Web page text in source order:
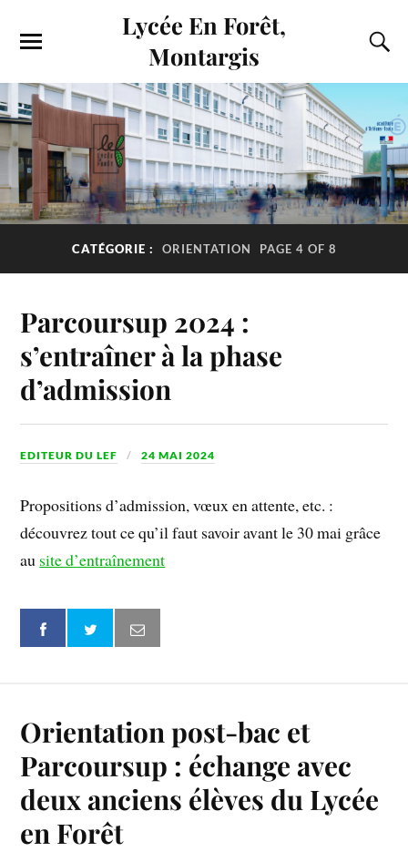
Lycée En Forêt,
Montargis
CATÉGORIE : ORIENTATION PAGE 4 OF 8
Parcoursup 2024 :
s’entraîner à la phase
d’admission
EDITEUR DU LEF 24 MAI 2024
Propositions d’admission, vœux en attente, etc. :
découvrez tout ce qu’il faut savoir avant le 30 mai grâce
au site d’entraînement
Orientation post-bac et
Parcoursup : échange avec
deux anciens élèves du Lycée
en Forêt